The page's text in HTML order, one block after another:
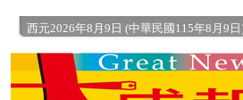
西元2026年8月9日 (中華民國115年8月9日